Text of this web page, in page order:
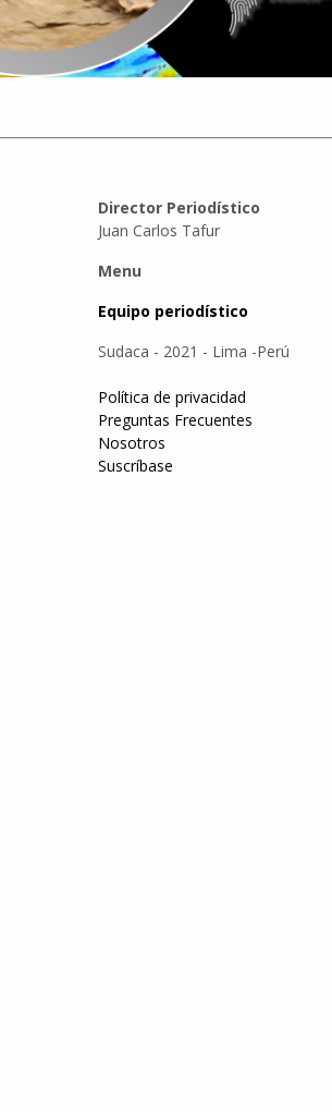
Director Periodístico
Juan Carlos Tafur
Menu
Equipo periodístico
Sudaca - 2021 - Lima -Perú
Política de privacidad
Preguntas Frecuentes
Nosotros
Suscríbase